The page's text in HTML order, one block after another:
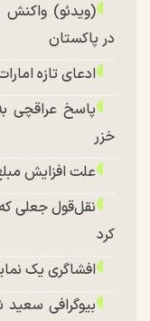
(ویدئو)
در پاکستان
ادعای تازه
خزر
علت افزایش
نقل‌قول جعلی
کرد
افشاگری یک
بیوگرافی